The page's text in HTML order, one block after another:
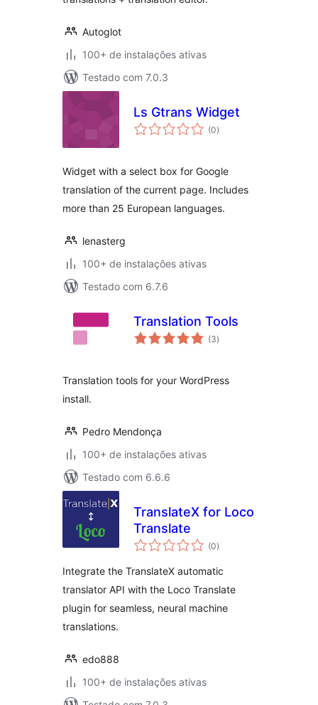
Autoglot
100+ de instalações ativas
Testado com 7.0.3
Ls Gtrans Widget
(0total
de
)
Widget with a select box for Google
translation of the current page. Includes
more than 25 European languages.
lenasterg
100+ de instalações ativas
Testado com 6.7.6
Translation Tools
(3total
de
)
Translation tools for your WordPress
install.
Pedro Mendonça
100+ de instalações ativas
Testado com 6.6.6
TranslateX for Loco
Translate
(0total
de
)
Integrate the TranslateX automatic
translator API with the Loco Translate
plugin for seamless, neural machine
translations.
edo888
100+ de instalações ativas